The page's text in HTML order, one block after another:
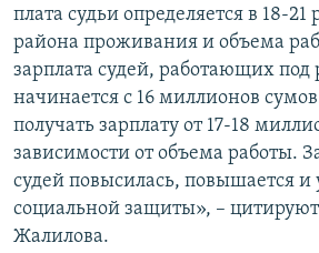
плата судьи определяется в 18-21
района проживания и объема
зарплата судей, работающих под
начинается с 16 миллионов
получать зарплату от 17-18
зависимости от объема работы.
судей повысилась, повышается
социальной защиты», –
Жалилова.